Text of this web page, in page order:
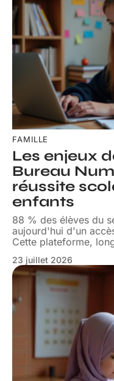
FAMILLE
Les enjeux
Bureau
réussite
enfants
88 % des élèves du
aujourd'hui d'un
Cette plateforme,
23 juillet 2026